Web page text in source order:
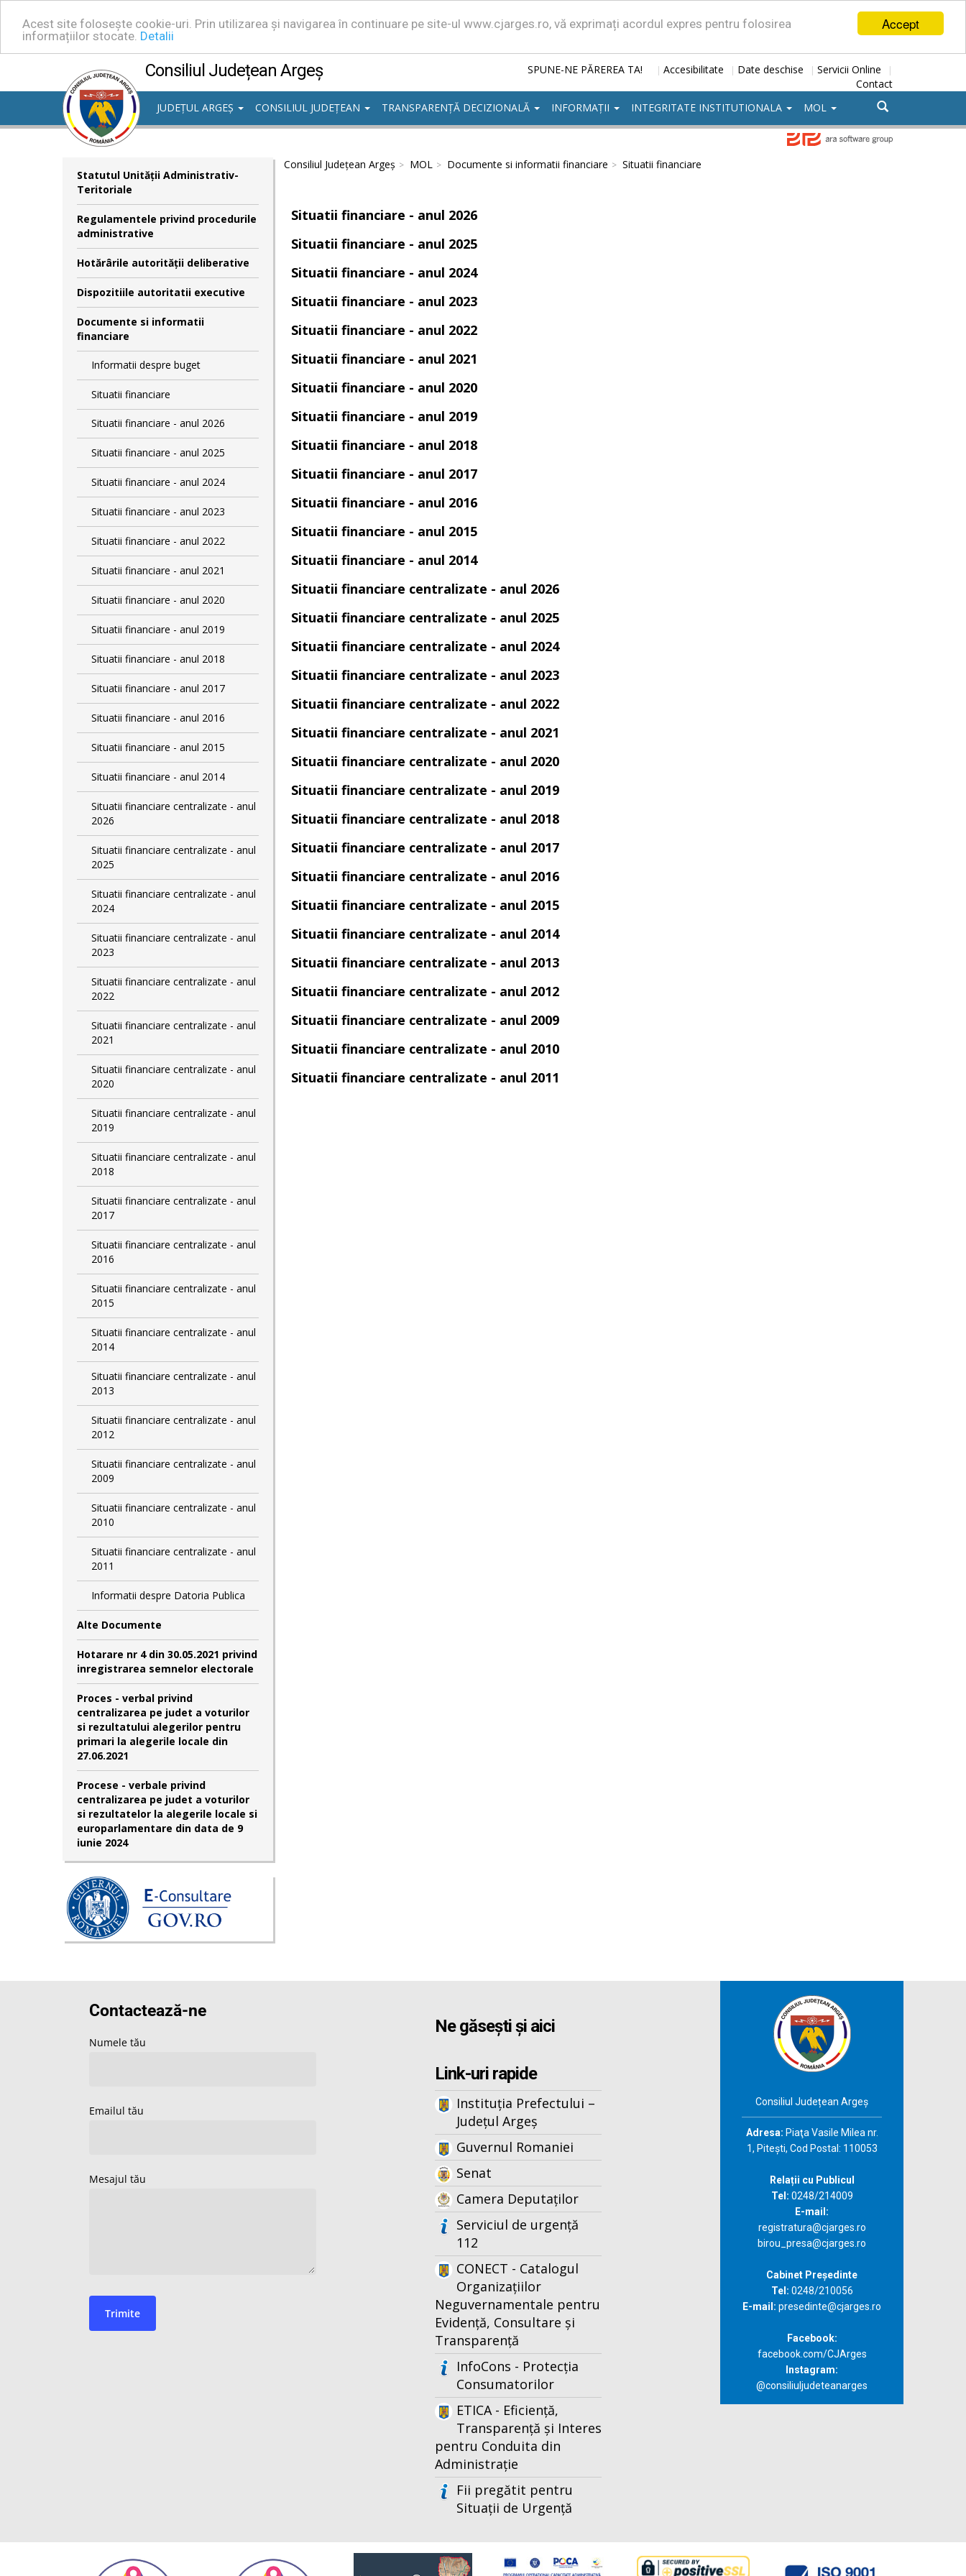
Accept
Acest site folosește cookie-uri. Prin utilizarea și navigarea în continuare pe site-ul www.cjarges.ro, vă exprimați acordul expres pentru folosirea
informațiilor stocate. Detalii
Consiliul Județean Argeș SPUNE-NE PĂREREA TA! | Accesibilitate | Date deschise | Servicii Online |
Contact
JUDEȚUL ARGEȘ
CONSILIUL JUDEȚEAN TRANSPARENȚĂ DECIZIONALĂ INFORMAȚII INTEGRITATE INSTITUTIONALA MOL
Statutul Unităţii Administrativ-
Teritoriale
Regulamentele privind procedurile
administrative
Hotărârile autorităţii deliberative
Dispozitiile autoritatii executive
Documente si informatii
financiare
Informatii despre buget
Situatii financiare
Situatii financiare - anul 2026
Situatii financiare - anul 2025
Situatii financiare - anul 2024
Situatii financiare - anul 2023
Situatii financiare - anul 2022
Situatii financiare - anul 2021
Situatii financiare - anul 2020
Situatii financiare - anul 2019
Situatii financiare - anul 2018
Situatii financiare - anul 2017
Situatii financiare - anul 2016
Situatii financiare - anul 2015
Situatii financiare - anul 2014
Situatii financiare centralizate - anul
2026
Situatii financiare centralizate - anul
2025
Situatii financiare centralizate - anul
2024
Situatii financiare centralizate - anul
2023
Situatii financiare centralizate - anul
2022
Situatii financiare centralizate - anul
2021
Situatii financiare centralizate - anul
2020
Situatii financiare centralizate - anul
2019
Situatii financiare centralizate - anul
2018
Situatii financiare centralizate - anul
2017
Situatii financiare centralizate - anul
2016
Situatii financiare centralizate - anul
2015
Situatii financiare centralizate - anul
2014
Situatii financiare centralizate - anul
2013
Situatii financiare centralizate - anul
2012
Situatii financiare centralizate - anul
2009
Situatii financiare centralizate - anul
2010
Situatii financiare centralizate - anul
2011
Informatii despre Datoria Publica
Alte Documente
Hotarare nr 4 din 30.05.2021 privind
inregistrarea semnelor electorale
Proces - verbal privind
centralizarea pe judet a voturilor
si rezultatului alegerilor pentru
primari la alegerile locale din
27.06.2021
Procese - verbale privind
centralizarea pe judet a voturilor
si rezultatelor la alegerile locale si
europarlamentare din data de 9
iunie 2024
Consiliul Județean Argeș MOL Documente si informatii financiare Situatii financiare
Situatii financiare - anul 2026
Situatii financiare - anul 2025
Situatii financiare - anul 2024
Situatii financiare - anul 2023
Situatii financiare - anul 2022
Situatii financiare - anul 2021
Situatii financiare - anul 2020
Situatii financiare - anul 2019
Situatii financiare - anul 2018
Situatii financiare - anul 2017
Situatii financiare - anul 2016
Situatii financiare - anul 2015
Situatii financiare - anul 2014
Situatii financiare centralizate - anul 2026
Situatii financiare centralizate - anul 2025
Situatii financiare centralizate - anul 2024
Situatii financiare centralizate - anul 2023
Situatii financiare centralizate - anul 2022
Situatii financiare centralizate - anul 2021
Situatii financiare centralizate - anul 2020
Situatii financiare centralizate - anul 2019
Situatii financiare centralizate - anul 2018
Situatii financiare centralizate - anul 2017
Situatii financiare centralizate - anul 2016
Situatii financiare centralizate - anul 2015
Situatii financiare centralizate - anul 2014
Situatii financiare centralizate - anul 2013
Situatii financiare centralizate - anul 2012
Situatii financiare centralizate - anul 2009
Situatii financiare centralizate - anul 2010
Situatii financiare centralizate - anul 2011
Ne găsești și aici
Link-uri rapide
Instituția Prefectului –
Județul Argeș
Guvernul Romaniei
Senat
Camera Deputaților
Serviciul de urgență
112
CONECT - Catalogul
Organizațiilor
Neguvernamentale pentru
Evidență, Consultare și
Transparență
InfoCons - Protecția
Consumatorilor
ETICA - Eficiență,
Transparență și Interes
pentru Conduita din
Administrație
Fii pregătit pentru
Situații de Urgență
Consiliul Județean Argeș
Adresa: Piaţa Vasile Milea nr.
1, Piteşti, Cod Postal: 110053
Relații cu Publicul
Tel: 0248/214009
E-mail:
registratura@cjarges.ro
birou_presa@cjarges.ro
Cabinet Președinte
Tel: 0248/210056
E-mail: presedinte@cjarges.ro
Facebook:
facebook.com/CJArges
Instagram:
@consiliuljudeteanarges